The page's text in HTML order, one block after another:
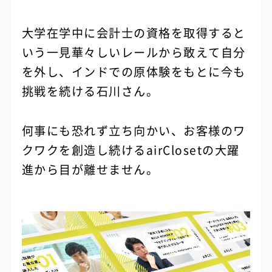
大学在学中に会計士の資格を取得すると
いう一見華々しいレールから敢えて自分
を外し、インドでの原体験をもとに今も
挑戦を続ける石川さん。
何事にも恐れず立ち向かい、お客様のワ
クワクを創造し続けるairClosetの大躍
進から目が離せません。